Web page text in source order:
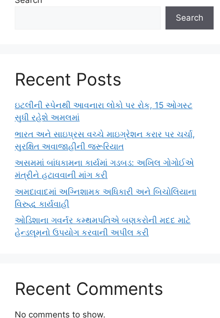
Search
Recent Posts
ઇટલીની સ્પેનથી આવનારા લોકો પર રોક, 15 ઓગસ્ટ
સુધી રહેશે અમલમાં
ભારત અને સાઇપ્રસ વચ્ચે માઇગ્રેશન કરાર પર ચર્ચા,
સુરક્ષિત અવાજાહીની જરૂરિયાત
અસમમાં બાંધકામના કાર્યમાં ગડબડ: અખિલ ગોગોઈએ
મંત્રીને હટાવવાની માંગ કરી
અમદાવાદમાં અગ્નિશામક અધિકારી અને બિચોલિયાના
વિરુદ્ધ કાર્યવાહી
ઓડિશાના ગવર્નર કમ્થમપતિએ બણકરોની મદદ માટે
હેન્ડલૂમનો ઉપયોગ કરવાની અપીલ કરી
Recent Comments
No comments to show.